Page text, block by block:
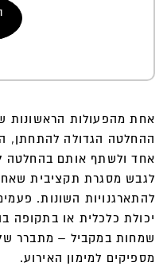
אחת מהפעולות הראשונות
ההחלטה הגדולה להתחתן,
אחד ולשתף אותם בהחלטה
לגבש מסגרת תקציבית
להתארגנויות השונות.
יכולת כלכלית או בתקופה
שמחות במקביל – מתברר
מספיקים למימון האירוע.